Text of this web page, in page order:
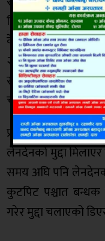
लिलाको योजनामा
केशवलाई बुटवलमा
२ बजे युवम् होटलमा
सबैलाई प्रहरीले
चलाउने तयारी गरेको
प्रहरीका अनुसार
लेनदेनको मुद्दा
समय अघि पनि
कुटपिट पश्चात बन्धक
गरेर मुद्दा चलाएको